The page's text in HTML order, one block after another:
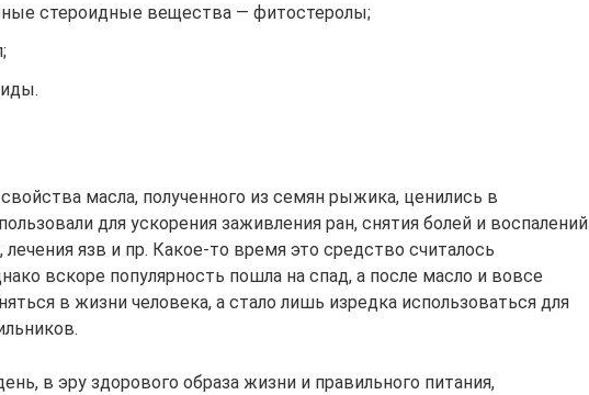
стероидные вещества — фитостеролы;
масла, полученного из семян рыжика, ценились в
для ускорения заживления ран, снятия болей и воспалений
лечения язв и пр. Какое-то время это средство считалось
вскоре популярность пошла на спад, а после масло и вовсе
в жизни человека, а стало лишь изредка использоваться для
в эру здорового образа жизни и правильного питания,